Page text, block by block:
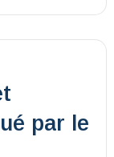
par le